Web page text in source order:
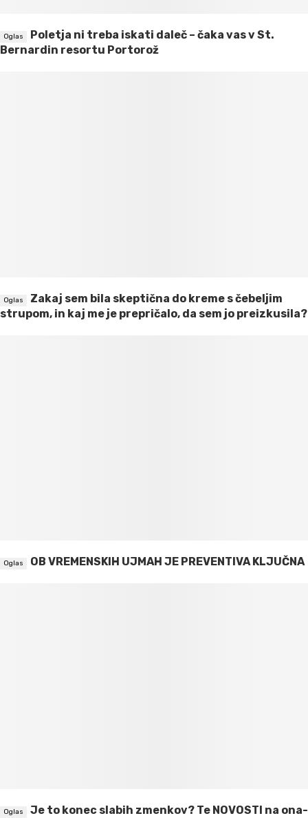
Poletja ni treba iskati daleč – čaka vas v St.
Bernardin resortu Portorož
Zakaj sem bila skeptična do kreme s čebeljim
strupom, in kaj me je prepričalo, da sem jo preizkusila?
OB VREMENSKIH UJMAH JE PREVENTIVA KLJUČNA
Je to konec slabih zmenkov? Te NOVOSTI na ona-